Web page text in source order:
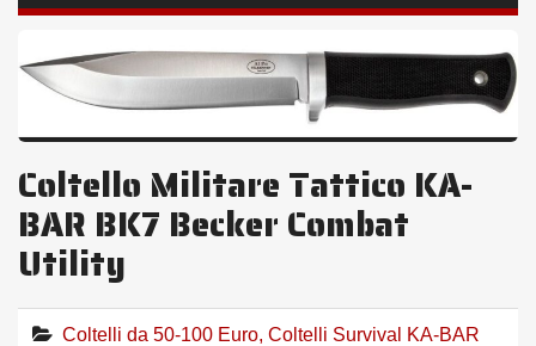
Coltello Militare Tattico KA-
BAR BK7 Becker Combat
Utility
Coltelli da 50-100 Euro, Coltelli Survival KA-BAR